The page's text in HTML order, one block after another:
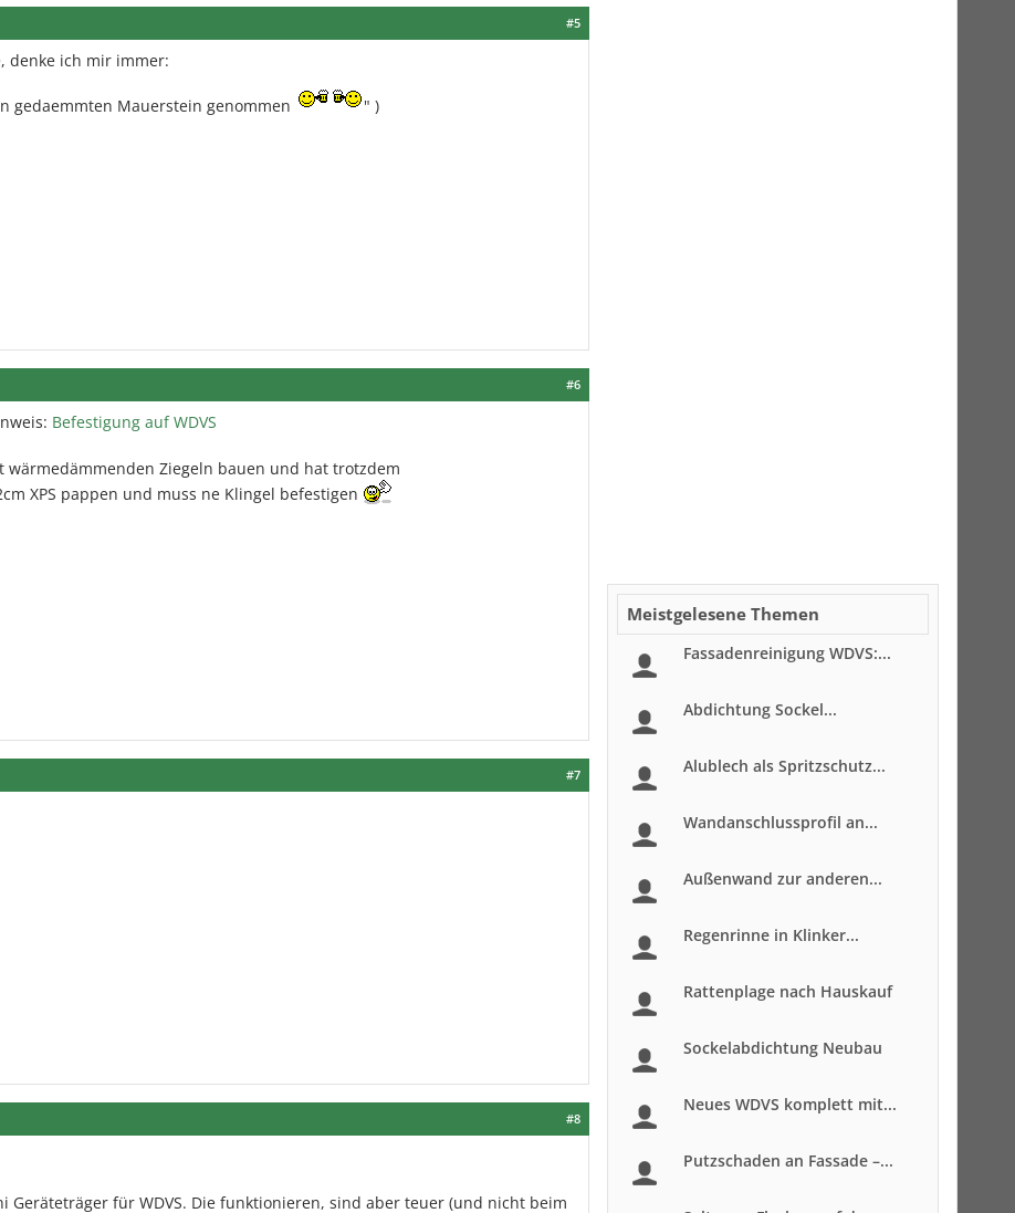
#5
denke ich mir immer:
gedaemmten Mauerstein genommen " )
#6
Befestigung auf WDVS
wärmedämmenden Ziegeln bauen und hat trotzdem
XPS pappen und muss ne Klingel befestigen
#7
#8
Geräteträger für WDVS. Die funktionieren, sind aber teuer (und nicht beim
Meistgelesene Themen
Fassadenreinigung WDVS:...
Abdichtung Sockel...
Alublech als Spritzschutz...
Wandanschlussprofil an...
Außenwand zur anderen...
Regenrinne in Klinker...
Rattenplage nach Hauskauf
Sockelabdichtung Neubau
Neues WDVS komplett mit...
Putzschaden an Fassade –...